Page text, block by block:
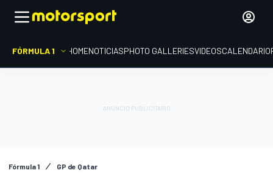
FÓRMULA 1 HOMENOTICIASPHOTO GALLERIESVIDEOSCALENDARIO
Fórmula 1 GP de Qatar